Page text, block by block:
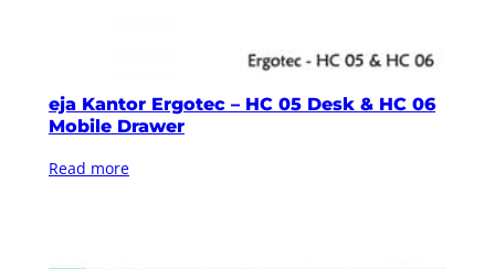
eja Kantor Ergotec – HC 05 Desk & HC 06
Mobile Drawer
Read more